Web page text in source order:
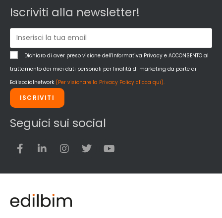
Pareti esterne e facciate
Pareti Interne
reti
Reti di adduzione gas
Sicurezza e dpi
Siderurgia
Strumenti di rilievo e misurazione
Strutture
Superfici
Teli
Veicoli multiuso
Pavimenti e rivestimenti
Pavimenti industriali
Iscriviti alla newsletter!
Dichiaro di aver preso visione dell'Informativa Privacy e ACCONSENTO al
trattamento dei miei dati personali per finalità di marketing da parte di
Edilsocialnetwork (Per visionare la Privacy Policy clicca qui).
ISCRIVITI
Seguici sui social